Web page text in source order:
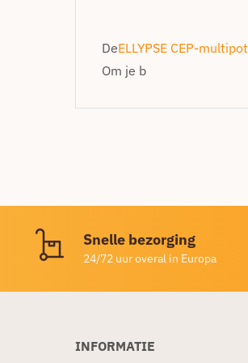
DeELLYPSE CEP-multipot
Om je b
Snelle bezorging
24/72 uur overal in Europa
INFORMATIE